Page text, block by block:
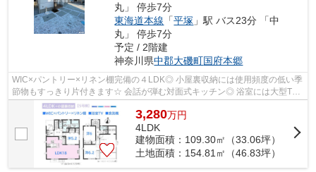
丸」 停歩7分
東海道本線 「平塚 」駅 バス23分 「中
丸」 停歩7分
予定 / 2階建
神奈川県中郡大磯町国府本郷
WIC×パントリー×リネン棚完備の４LDK◎ 小屋裏収納には使用頻度の低い季
節物もすっきり片付きます☆ 会話が弾む対面式キッチン◎ 浴室には大型TV
を備え、充実したリラックスタイムを♪ 制...
3,280万円
4LDK
建物面積：109.30㎡（33.06坪）
土地面積：154.81㎡（46.83坪）